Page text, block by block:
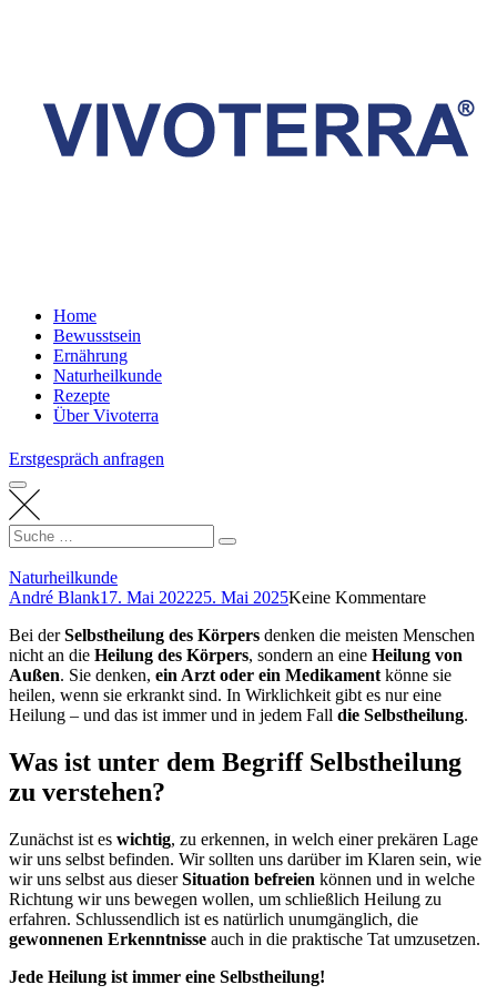
Home
Bewusstsein
Ernährung
Naturheilkunde
Rezepte
Über Vivoterra
Erstgespräch anfragen
Search
for:
Suche
Naturheilkunde
André Blank17. Mai 202225. Mai 2025Keine Kommentare
Bei derSelbstheilung des Körpers denken die meisten Menschen
nicht an die Heilung des Körpers, sondern an eine Heilung von
Außen. Sie denken, ein Arzt oder ein Medikament könne sie
heilen, wenn sie erkrankt sind. In Wirklichkeit gibt es nur eine
Heilung – und das ist immer und in jedem Fall die Selbstheilung.
Was ist unter dem Begriff Selbstheilung
zu verstehen?
Zunächst ist es wichtig, zu erkennen, in welch einer prekären Lage
wir uns selbst befinden. Wir sollten uns darüber im Klaren sein, wie
wir uns selbst aus dieserSituation befreien können und in welche
Richtung wir uns bewegen wollen, um schließlich Heilung zu
erfahren. Schlussendlich ist es natürlich unumgänglich, die
gewonnenen Erkenntnisse auch in die praktische Tat umzusetzen.
Jede Heilung ist immer eine Selbstheilung!